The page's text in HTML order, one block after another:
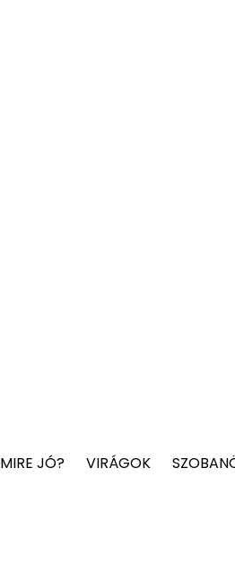
MIRE JÓ? VIRÁGOK